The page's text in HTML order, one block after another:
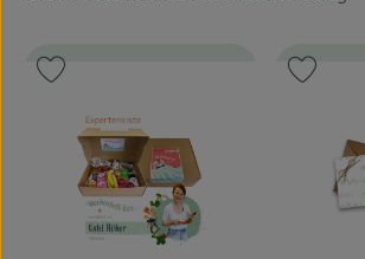
Das Konzept
Über uns
Service
Firmenkunden
Veranstaltungen